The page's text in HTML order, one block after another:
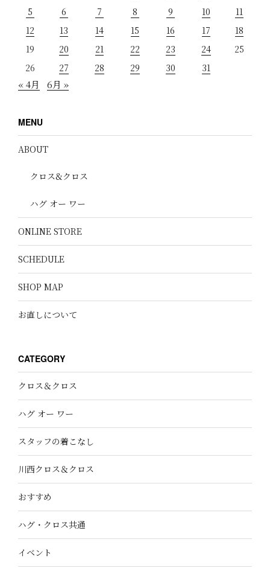
5
6 7 8 9 10
11
12
13 14 15 16 17
18
19
20 21 22 23 24
25
26
27 28 29 30 31
« 4月 6月 »
MENU
ABOUT
クロス&クロス
ハグ オー ワー
ONLINE STORE
SCHEDULE
SHOP MAP
お直しについて
CATEGORY
クロス＆クロス
ハグ オー ワー
スタッフの着こなし
川西クロス＆クロス
おすすめ
ハグ・クロス共通
イベント